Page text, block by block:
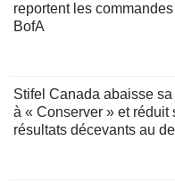
reportent les
BofA
Stifel Canada abaisse
à « Conserver » et réduit
résultats décevants au